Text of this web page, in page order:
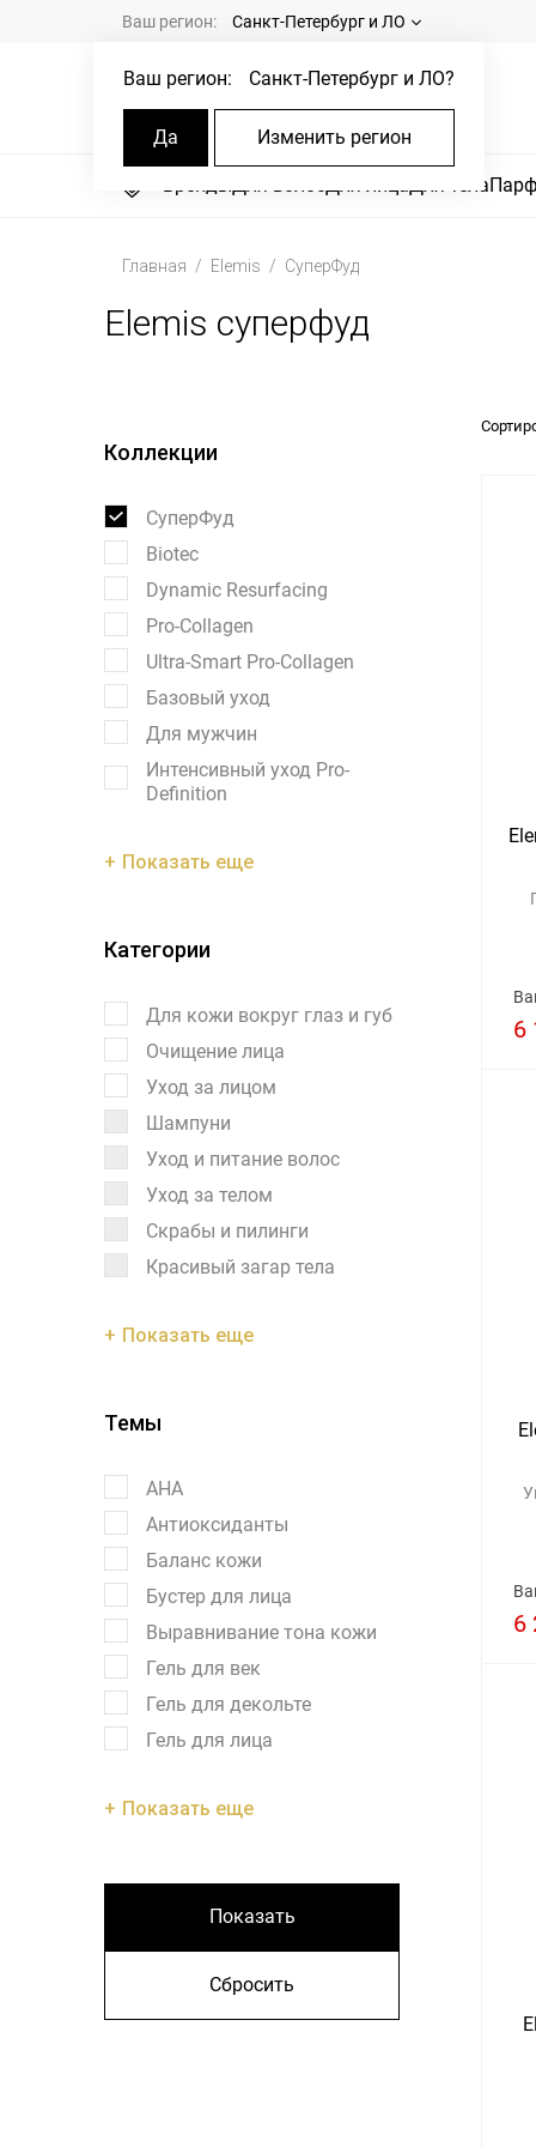
Ваш регион: Санкт-Петербург и ЛО
Ваш регион: Санкт-Петербург и ЛО?
Да Изменить регион
БрендыДля волосДля лицаДля тела
Главная Elemis СуперФуд
Elemis суперфуд
Коллекции
СуперФуд
Biotec
Dynamic Resurfacing
Pro-Collagen
Ultra-Smart Pro-Collagen
Базовый уход
Для мужчин
Интенсивный уход Pro-
Definition
Показать еще
Категории
Для кожи вокруг глаз и губ
Очищение лица
Уход за лицом
Шампуни
Уход и питание волос
Уход за телом
Скрабы и пилинги
Красивый загар тела
Показать еще
Темы
AHA
Антиоксиданты
Баланс кожи
Бустер для лица
Выравнивание тона кожи
Гель для век
Гель для декольте
Гель для лица
Показать еще
Показать
Сбросить
6
6